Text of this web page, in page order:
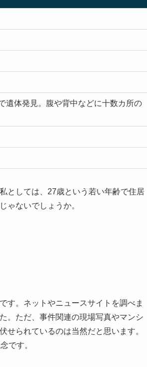
遺体発見。腹や背中などに十数カ所の
としては、27歳という若い年齢で住居
ゃないでしょうか。
す。ネットやニュースサイトを調べま
。ただ、事件関連の現場写真やマンシ
せられているのは当然だと思います。
です。